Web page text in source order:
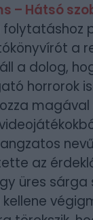
– Hátsó
folytatáshoz
a
a dolog,
horrorok
az
üres sárga